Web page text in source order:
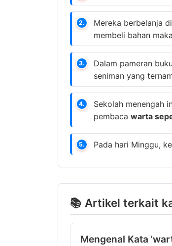
2. Mereka berbelanja
membeli bahan
3. Dalam pameran
seniman yang
4.
Sekolah menengah
pembaca warta
5. Pada hari Minggu,
📚 Artikel terkait
Mengenal Kata